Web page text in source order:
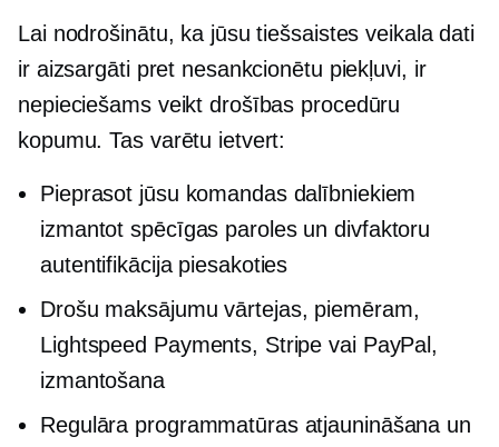
Lai nodrošinātu, ka jūsu tiešsaistes veikala dati
ir aizsargāti pret nesankcionētu piekļuvi, ir
nepieciešams veikt drošības procedūru
kopumu. Tas varētu ietvert:
Pieprasot jūsu komandas dalībniekiem
izmantot spēcīgas paroles undivfaktoru
autentifikācija piesakoties
Drošu maksājumu vārtejas, piemēram,
Lightspeed Payments, Stripe vai PayPal,
izmantošana
Regulāra programmatūras atjaunināšana un